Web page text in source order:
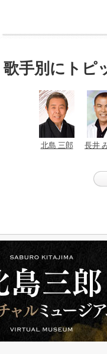
歌手別にトピ
北島 三郎 長井